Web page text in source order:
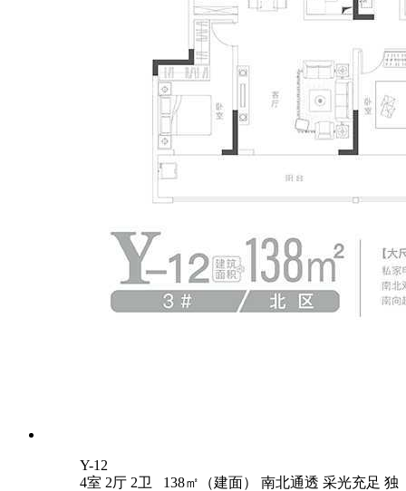
Y-12
4室 2厅 2卫 138㎡（建面）
南北通透 采光充足 独